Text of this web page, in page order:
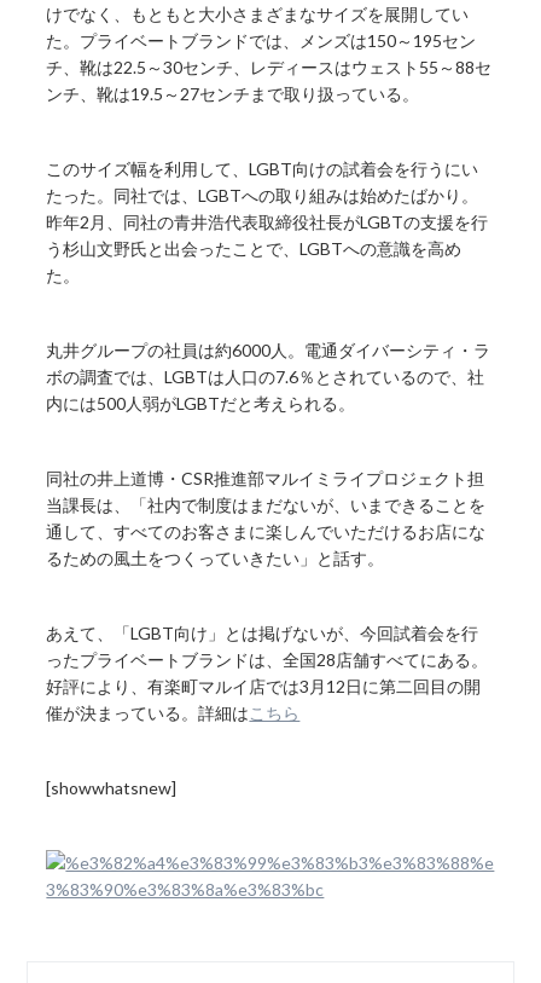
けでなく、もともと大小さまざまなサイズを展開してい
た。プライベートブランドでは、メンズは150～195セン
チ、靴は22.5～30センチ、レディースはウェスト55～88セ
ンチ、靴は19.5～27センチまで取り扱っている。
このサイズ幅を利用して、LGBT向けの試着会を行うにい
たった。同社では、LGBTへの取り組みは始めたばかり。
昨年2月、同社の青井浩代表取締役社長がLGBTの支援を行
う杉山文野氏と出会ったことで、LGBTへの意識を高め
た。
丸井グループの社員は約6000人。電通ダイバーシティ・ラ
ボの調査では、LGBTは人口の7.6％とされているので、社
内には500人弱がLGBTだと考えられる。
同社の井上道博・CSR推進部マルイミライプロジェクト担
当課長は、「社内で制度はまだないが、いまできることを
通して、すべてのお客さまに楽しんでいただけるお店にな
るための風土をつくっていきたい」と話す。
あえて、「LGBT向け」とは掲げないが、今回試着会を行
ったプライベートブランドは、全国28店舗すべてにある。
好評により、有楽町マルイ店では3月12日に第二回目の開
催が決まっている。詳細はこちら
[showwhatsnew]